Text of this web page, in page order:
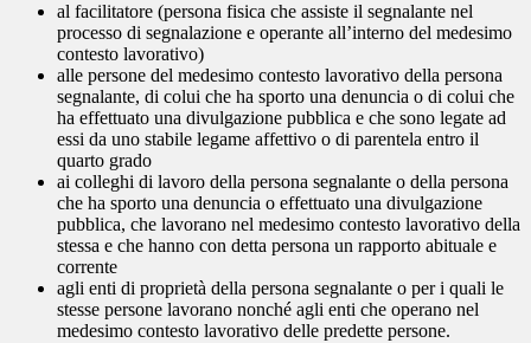
al facilitatore (persona fisica che assiste il segnalante nel
processo di segnalazione e operante all’interno del medesimo
contesto lavorativo)
alle persone del medesimo contesto lavorativo della persona
segnalante, di colui che ha sporto una denuncia o di colui che
ha effettuato una divulgazione pubblica e che sono legate ad
essi da uno stabile legame affettivo o di parentela entro il
quarto grado
ai colleghi di lavoro della persona segnalante o della persona
che ha sporto una denuncia o effettuato una divulgazione
pubblica, che lavorano nel medesimo contesto lavorativo della
stessa e che hanno con detta persona un rapporto abituale e
corrente
agli enti di proprietà della persona segnalante o per i quali le
stesse persone lavorano nonché agli enti che operano nel
medesimo contesto lavorativo delle predette persone.